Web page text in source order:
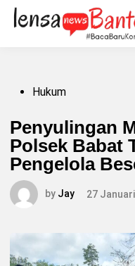
Skip
content
PostedHukum
Penyulingan
Polsek Babat
Pengelola
by Jay 27